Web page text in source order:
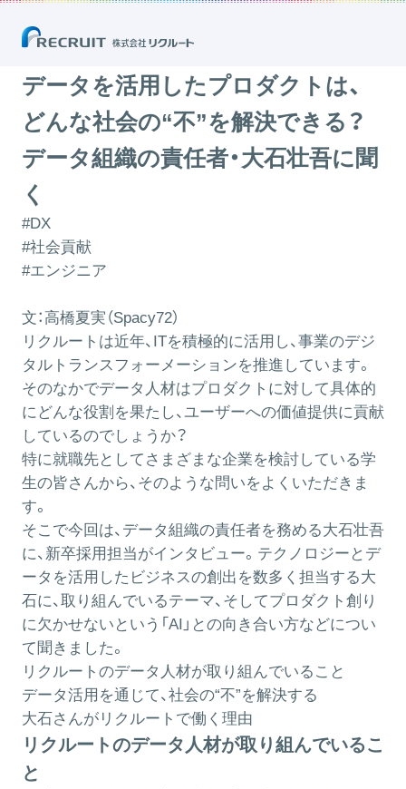
タ組織の責任者・大石壮吾に聞く
データを活用したプロダクトは、
どんな社会の“不”を解決できる？
データ組織の責任者・大石壮吾に聞
く
#DX
#社会貢献
#エンジニア
文：高橋夏実（Spacy72）
リクルートは近年、ITを積極的に活用し、事業のデジ
タルトランスフォーメーションを推進しています。
そのなかでデータ人材はプロダクトに対して具体的
にどんな役割を果たし、ユーザーへの価値提供に貢献
しているのでしょうか？
特に就職先としてさまざまな企業を検討している学
生の皆さんから、そのような問いをよくいただきま
す。
そこで今回は、データ組織の責任者を務める大石壮吾
に、新卒採用担当がインタビュー。テクノロジーとデ
ータを活用したビジネスの創出を数多く担当する大
石に、取り組んでいるテーマ、そしてプロダクト創り
に欠かせないという「AI」との向き合い方などについ
て聞きました。
リクルートのデータ人材が取り組んでいること
データ活用を通じて、社会の“不”を解決する
大石さんがリクルートで働く理由
リクルートのデータ人材が取り組んでいるこ
と